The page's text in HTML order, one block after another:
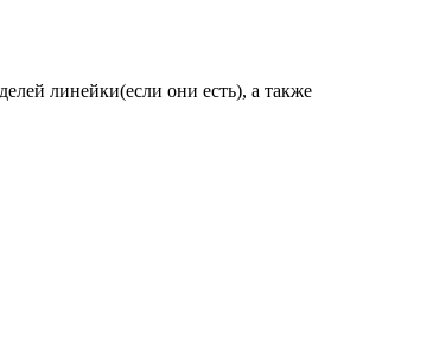
линейки(если они есть), а также